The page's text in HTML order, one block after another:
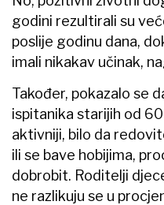
godini rezultirali su
poslije godinu dana,
imali nikakav učinak,
Također, pokazalo se
ispitanika starijih od
aktivniji, bilo da
ili se bave hobijima,
dobrobit. Roditelji
ne razlikuju se u